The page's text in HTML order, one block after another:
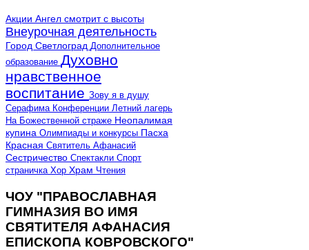
Акции Ангел смотрит с высоты
Внеурочная деятельность
Город Светлоград Дополнительное
образование Духовно
нравственное
воспитание Зову я в душу
Серафима Конференции Летний лагерь
На Божественной страже Неопалимая
купина Олимпиады и конкурсы Пасха
Красная Святитель Афанасий
Сестричество Спектакли Спорт
страничка Хор Храм Чтения
ЧОУ "ПРАВОСЛАВНАЯ
ГИМНАЗИЯ ВО ИМЯ
СВЯТИТЕЛЯ АФАНАСИЯ
ЕПИСКОПА КОВРОВСКОГО"